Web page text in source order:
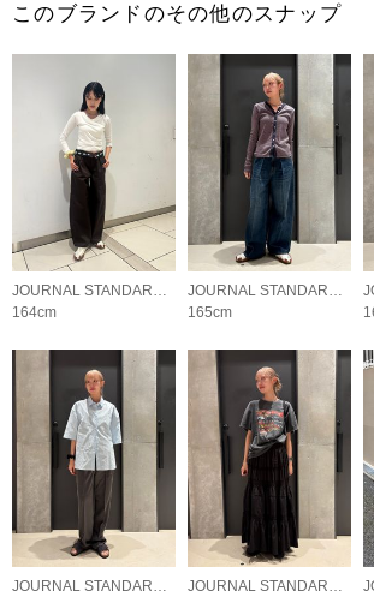
このブランドのその他のスナップ
JOURNAL STANDARD LADYS
164cm
JOURNAL STANDARD LADYS
165cm
JOURNAL STANDARD LADYS
JOURNAL STANDARD LADYS